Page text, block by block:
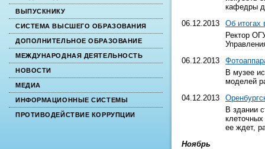
ВЫПУСКНИКУ
СИСТЕМА ВЫСШЕГО ОБРАЗОВАНИЯ
ДОПОЛНИТЕЛЬНОЕ ОБРАЗОВАНИЕ
МЕЖДУНАРОДНАЯ ДЕЯТЕЛЬНОСТЬ
НОВОСТИ
МЕДИА
ИНФОРМАЦИОННЫЕ СИСТЕМЫ
ПРОТИВОДЕЙСТВИЕ КОРРУПЦИИ
кафедры
06.12.2013
Об итогах
Ректор
06.12.2013
В музее
моделей
04.12.2013
В здании
ее ждет,
Ноябрь